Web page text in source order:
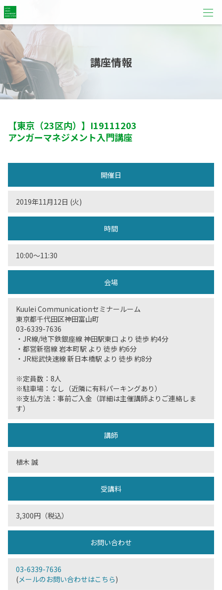
講座情報
【東京（23区内）】 I19111203
アンガーマネジメント入門講座
開催日
2019年11月12日 (火)
時間
10:00〜11:30
会場
Kuulei Communicationセミナールーム
東京都千代田区神田富山町
03-6339-7636
・JR線/地下鉄銀座線 神田駅東口 より 徒歩 約4分
・都営新宿線 岩本町駅 より 徒歩 約6分
・JR総武快速線 新日本橋駅 より 徒歩 約8分
※定員数：8人
※駐車場：なし（近隣に有料パーキングあり）
※支払方法：事前ご入金（詳細は主催講師よりご連絡しま
す）
講師
植木 誠
受講料
3,300円（税込）
お問い合わせ
03-6339-7636
(メールのお問い合わせはこちら)